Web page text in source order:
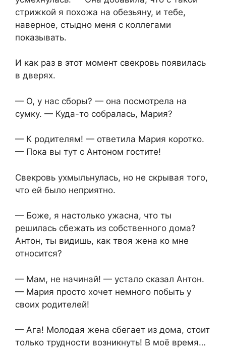
стрижкой я похожа на обезьяну, и тебе,
наверное, стыдно меня с коллегами
показывать.
И как раз в этот момент свекровь появилась
в дверях.
— О, у нас сборы? — она посмотрела на
сумку. — Куда-то собралась, Мария?
— К родителям! — ответила Мария коротко.
— Пока вы тут с Антоном гостите!
Свекровь ухмыльнулась, но не скрывая того,
что ей было неприятно.
— Боже, я настолько ужасна, что ты
решилась сбежать из собственного дома?
Антон, ты видишь, как твоя жена ко мне
относится?
— Мам, не начинай! — устало сказал Антон.
— Мария просто хочет немного побыть у
своих родителей!
— Ага! Молодая жена сбегает из дома, стоит
только трудности возникнуть! В моё время…